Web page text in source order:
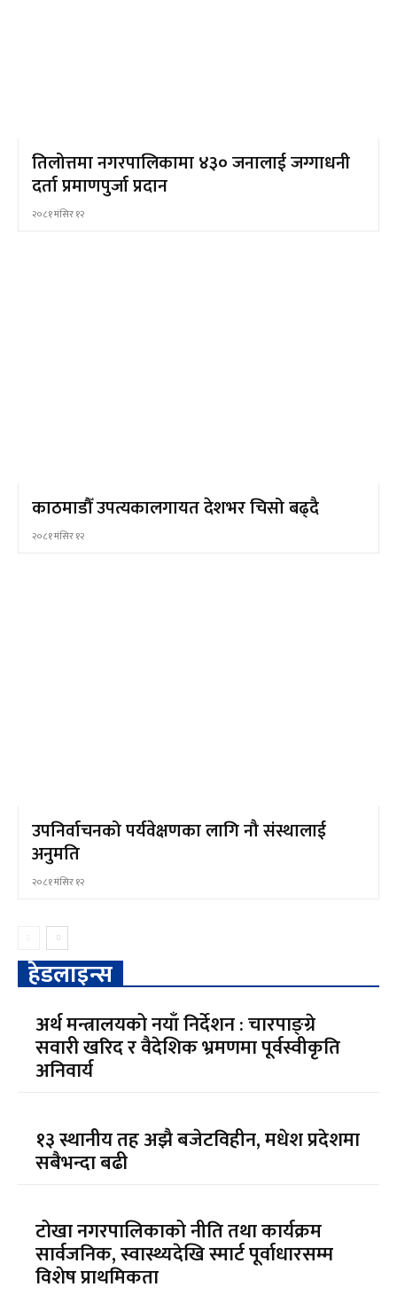
तिलोत्तमा नगरपालिकामा ४३० जनालाई जग्गाधनी
दर्ता प्रमाणपुर्जा प्रदान
२०८१ मंसिर १२
काठमाडौँ उपत्यकालगायत देशभर चिसो बढ्दै
२०८१ मंसिर १२
उपनिर्वाचनको पर्यवेक्षणका लागि नौ संस्थालाई
अनुमति
२०८१ मंसिर १२
हेडलाइन्स
अर्थ मन्त्रालयको नयाँ निर्देशन : चारपाङ्ग्रे
सवारी खरिद र वैदेशिक भ्रमणमा पूर्वस्वीकृति
अनिवार्य
१३ स्थानीय तह अझै बजेटविहीन, मधेश प्रदेशमा
सबैभन्दा बढी
टोखा नगरपालिकाको नीति तथा कार्यक्रम
सार्वजनिक, स्वास्थ्यदेखि स्मार्ट पूर्वाधारसम्म
विशेष प्राथमिकता